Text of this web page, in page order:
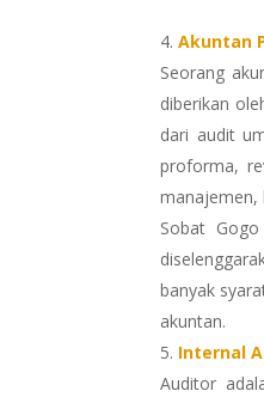
Akuntan
Seorang
diberikan
dari audit
proforma,
manajemen,
Sobat
banyak
akuntan.
Internal
Auditor